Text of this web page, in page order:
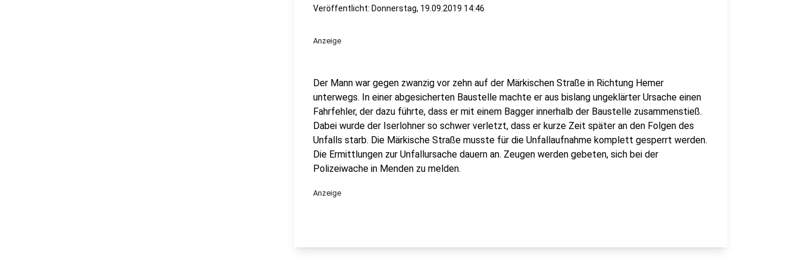
Veröffentlicht: Donnerstag, 19.09.2019 14:46
Anzeige
Der Mann war gegen zwanzig vor zehn auf der Märkischen Straße in Richtung Hemer
unterwegs. In einer abgesicherten Baustelle machte er aus bislang ungeklärter Ursache einen
Fahrfehler, der dazu führte, dass er mit einem Bagger innerhalb der Baustelle zusammenstieß.
Dabei wurde der Iserlohner so schwer verletzt, dass er kurze Zeit später an den Folgen des
Unfalls starb. Die Märkische Straße musste für die Unfallaufnahme komplett gesperrt werden.
Die Ermittlungen zur Unfallursache dauern an. Zeugen werden gebeten, sich bei der
Polizeiwache in Menden zu melden.
Anzeige